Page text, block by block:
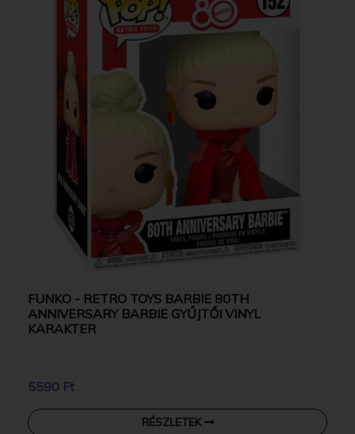
FUNKO - RETRO TOYS BARBIE 80TH
ANNIVERSARY BARBIE GYŰJTŐI VINYL
KARAKTER
5590 Ft
RÉSZLETEK